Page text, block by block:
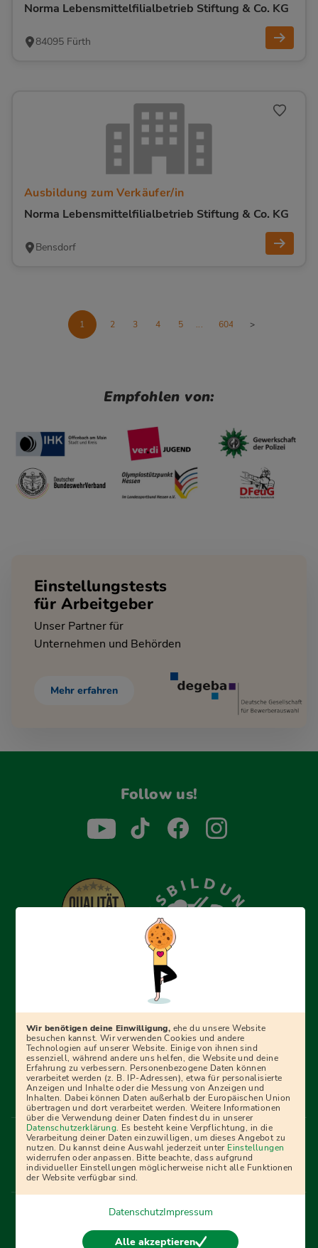
Norma Lebensmittelfilialbetrieb Stiftung & Co. KG
84095 Fürth
Ausbildung zum Verkäufer/in
Norma Lebensmittelfilialbetrieb Stiftung & Co. KG
Bensdorf
1 2 3 4 5 ... 604 >
Empfohlen von:
Einstellungstests
für Arbeitgeber
Unser Partner für
Unternehmen und Behörden
Mehr erfahren
Follow us!
Erfolgreich bewerben mit Ausbildungspark: Wir
begleiten dich Schritt für Schritt bei deinem Start in den
Ratgebern und Prüfungspaketen, interaktiven
Videokursen und vielem mehr. Für alle, die was werden
wollen!
Menü Fußleiste
Impressum Bildquellen Presse
Mediadaten
Partner
AGB Datenschutz
Widerrufsbelehrung
Bestellung
Affiliate Partner Cookies
Vertrag widerrufen
Wir benötigen deine Einwilligung, ehe du unsere Website
besuchen kannst. Wir verwenden Cookies und andere
Technologien auf unserer Website. Einige von ihnen sind
essenziell, während andere uns helfen, die Website und deine
Erfahrung zu verbessern. Personenbezogene Daten können
verarbeitet werden (z. B. IP-Adressen), etwa für personalisierte
Anzeigen und Inhalte oder die Messung von Anzeigen und
Inhalten. Dabei können Daten außerhalb der Europäischen Union
übertragen und dort verarbeitet werden. Weitere Informationen
über die Verwendung deiner Daten findest du in unserer
Datenschutzerklärung. Es besteht keine Verpflichtung, in die
Verarbeitung deiner Daten einzuwilligen, um dieses Angebot zu
nutzen. Du kannst deine Auswahl jederzeit unter Einstellungen
widerrufen oder anpassen. Bitte beachte, dass aufgrund
individueller Einstellungen möglicherweise nicht alle Funktionen
der Website verfügbar sind.
DatenschutzImpressum
Alle akzeptieren